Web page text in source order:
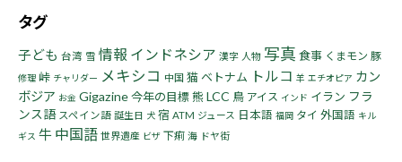
タグ
子ども 台湾 雪 情報 インドネシア 漢字 人物 写真 食事 くまモン 豚
修理 峠 チャリダー メキシコ 中国 猫 ベトナム トルコ 羊 エチオピア カン
ボジア お金 Gigazine今年の目標熊LCC 鳥 アイス インド イラン フラ
ンス語 スペイン語 誕生日 犬 宿 ATM ジュース 日本語 福岡 タイ 外国語 キル
ギス 牛 中国語 世界遺産 ビザ 下痢 海 ドヤ街